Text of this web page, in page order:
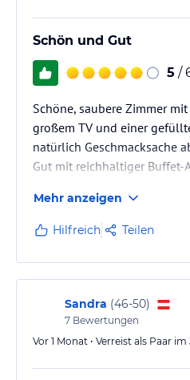
Schön und Gut
5 /
Schöne, saubere Zimmer
großem TV und einer
natürlich Geschmacksache
Gut mit reichhaltiger Buffet-
oder kaltem Wetter leicht
kann man auch direkt über
Mehr anzeigen
Hilfreich Teilen
Sandra (46-50)
7 Bewertungen
Vor 1 Monat • Verreist als Paar